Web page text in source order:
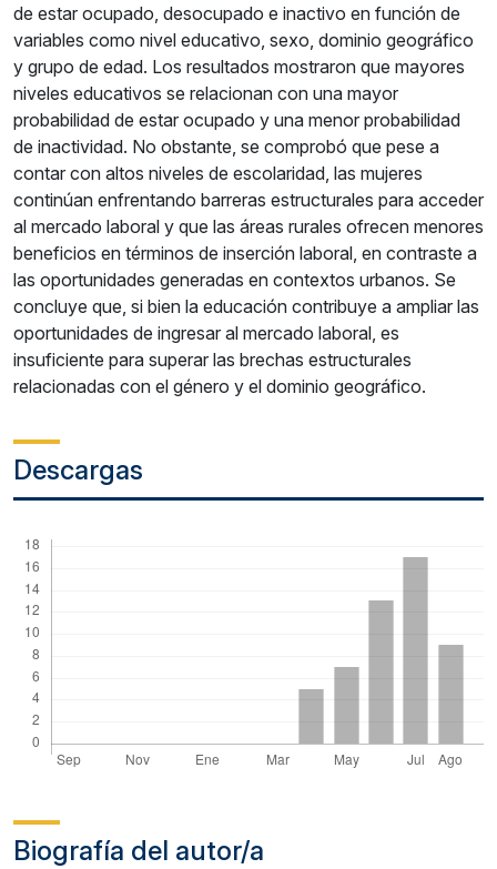
de estar ocupado, desocupado e inactivo en función de
variables como nivel educativo, sexo, dominio geográfico
y grupo de edad. Los resultados mostraron que mayores
niveles educativos se relacionan con una mayor
probabilidad de estar ocupado y una menor probabilidad
de inactividad. No obstante, se comprobó que pese a
contar con altos niveles de escolaridad, las mujeres
continúan enfrentando barreras estructurales para acceder
al mercado laboral y que las áreas rurales ofrecen menores
beneficios en términos de inserción laboral, en contraste a
las oportunidades generadas en contextos urbanos. Se
concluye que, si bien la educación contribuye a ampliar las
oportunidades de ingresar al mercado laboral, es
insuficiente para superar las brechas estructurales
relacionadas con el género y el dominio geográfico.
Descargas
Biografía del autor/a